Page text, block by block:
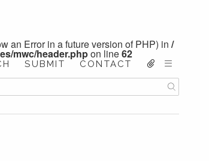
an Error in a future version of PHP) in /
mwc/header.phpon line62
SUBMIT CONTACT